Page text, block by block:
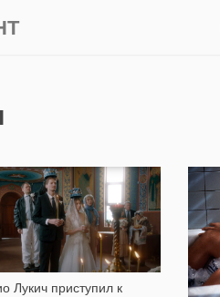
Лукич приступил к
624